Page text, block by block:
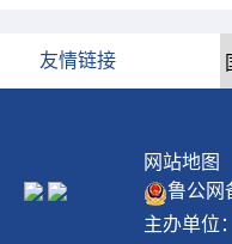
友情链接
网站地图
鲁公网
主办单位